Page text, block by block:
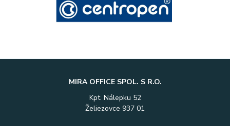
MIRA OFFICE SPOL. S R.O.
Kpt. Nálepku 52
Želiezovce 937 01